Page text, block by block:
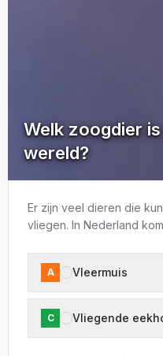
Welk zoogdier
wereld?
Er zijn veel dieren die
vliegen. In Nederland
A Vleermuis
C Vliegende